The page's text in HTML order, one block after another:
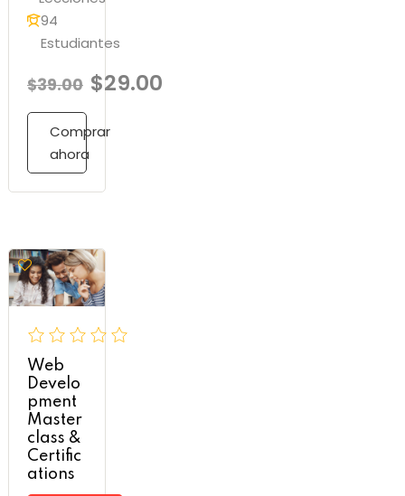
94
Estudiantes
$39.00 $29.00
Comprar
ahora
Web
Develo
pment
Master
class &
Certific
ations